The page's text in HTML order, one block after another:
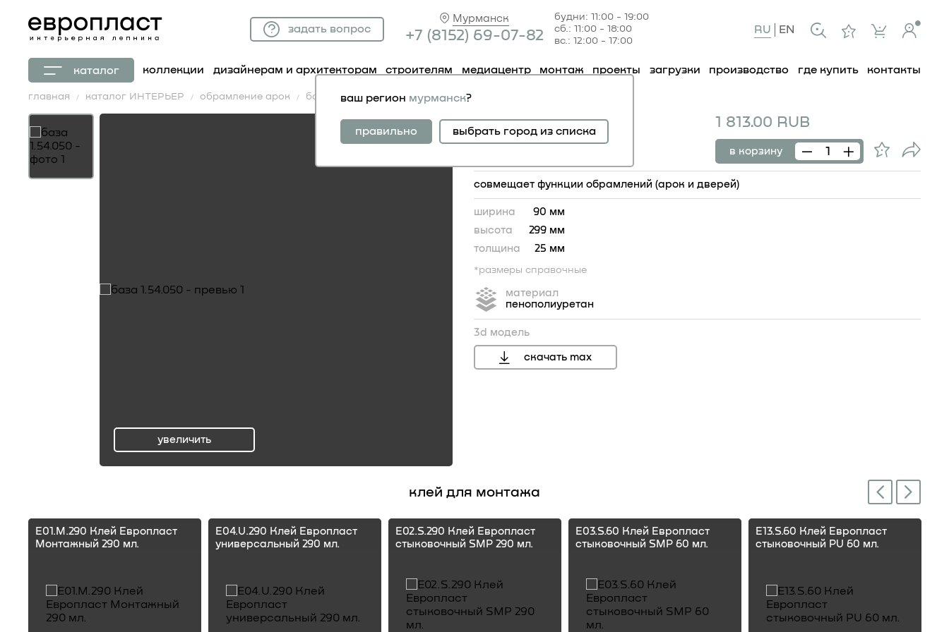
Мурманск
+7 (81 52) 69-07-82
будни: 11:00 - 19:00
сб.: 11:00 - 18:00
вс.: 12:00 - 17:00
задать вопрос RU EN
каталог коллекции дизайнерам и архитекторам строителям медиацентр монтаж проекты загрузки производство где купить контакты
ваш регион мурманск?
правильно выбрать город из списка
главная каталог ИНТЕРЬЕР обрамление арок база 1.54.050
увеличить
база 1.54.050 1 813.00 RUB
в корзину
совмещает функции обрамлений (арок и дверей)
ширина
90 мм
высота
299 мм
толщина
25 мм
*размеры справочные
материал
пенополиуретан
3d модель
скачать max
клей для монтажа Previous
E01.M.290 Клей Европласт
Монтажный 290 мл.
E04.U.290 Клей Европласт
универсальный 290 мл.
E02.S.290 Клей Европласт
стыковочный SMP 290 мл.
E03.S.60 Клей Европласт
стыковочный SMP 60 мл.
E13.S.60 Клей Европласт
стыковочный PU 60 мл.
Next